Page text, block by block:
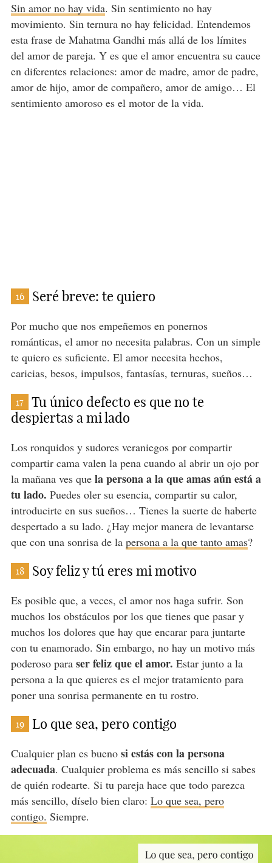
Sin amor no hay vida. Sin sentimiento no hay
movimiento. Sin ternura no hay felicidad. Entendemos
esta frase de Mahatma Gandhi más allá de los límites
del amor de pareja. Y es que el amor encuentra su cauce
en diferentes relaciones: amor de madre, amor de padre,
amor de hijo, amor de compañero, amor de amigo… El
sentimiento amoroso es el motor de la vida.
16 Seré breve: te quiero
Por mucho que nos empeñemos en ponernos
románticas, el amor no necesita palabras. Con un simple
te quiero es suficiente. El amor necesita hechos,
caricias, besos, impulsos, fantasías, ternuras, sueños…
17
Tu único defecto es que no te
despiertas a mi lado
Los ronquidos y sudores veraniegos por compartir
compartir cama valen la pena cuando al abrir un ojo por
la mañana ves que la persona a la que amas aún está a
tu lado. Puedes oler su esencia, compartir su calor,
introducirte en sus sueños… Tienes la suerte de haberte
despertado a su lado. ¿Hay mejor manera de levantarse
que con una sonrisa de la persona a la que tanto amas?
18 Soy feliz y tú eres mi motivo
Es posible que, a veces, el amor nos haga sufrir. Son
muchos los obstáculos por los que tienes que pasar y
muchos los dolores que hay que encarar para juntarte
con tu enamorado. Sin embargo, no hay un motivo más
poderoso para ser feliz que el amor. Estar junto a la
persona a la que quieres es el mejor tratamiento para
poner una sonrisa permanente en tu rostro.
19 Lo que sea, pero contigo
Cualquier plan es buenosi estás con la persona
adecuada. Cualquier problema es más sencillo si sabes
de quién rodearte. Si tu pareja hace que todo parezca
más sencillo, díselo bien claro: Lo que sea, pero
contigo. Siempre.